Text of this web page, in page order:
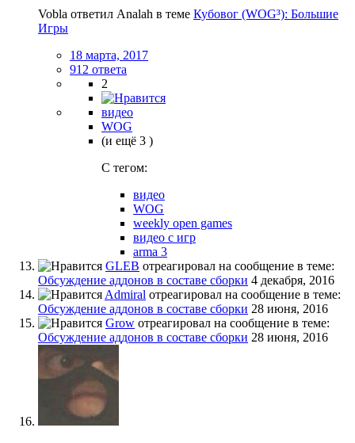
Vobla ответил Analah в теме Кубовог (WOG³): Большие
Игры
18 марта, 2017
912 ответа
2
видео
WOG
(и ещё 3 )
C тегом:
видео
WOG
weekly open games
видео с игр
arma 3
GLEB отреагировал на сообщение в теме:
Обсуждение аддонов в составе сборки 4 декабря, 2016
Admiral отреагировал на сообщение в теме:
Обсуждение аддонов в составе сборки 28 июня, 2016
Grow отреагировал на сообщение в теме:
Обсуждение аддонов в составе сборки 28 июня, 2016